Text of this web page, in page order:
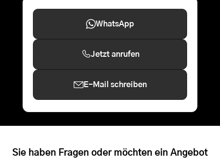
WhatsApp
Jetzt anrufen
E-Mail schreiben
Sie haben Fragen oder möchten ein Angebot